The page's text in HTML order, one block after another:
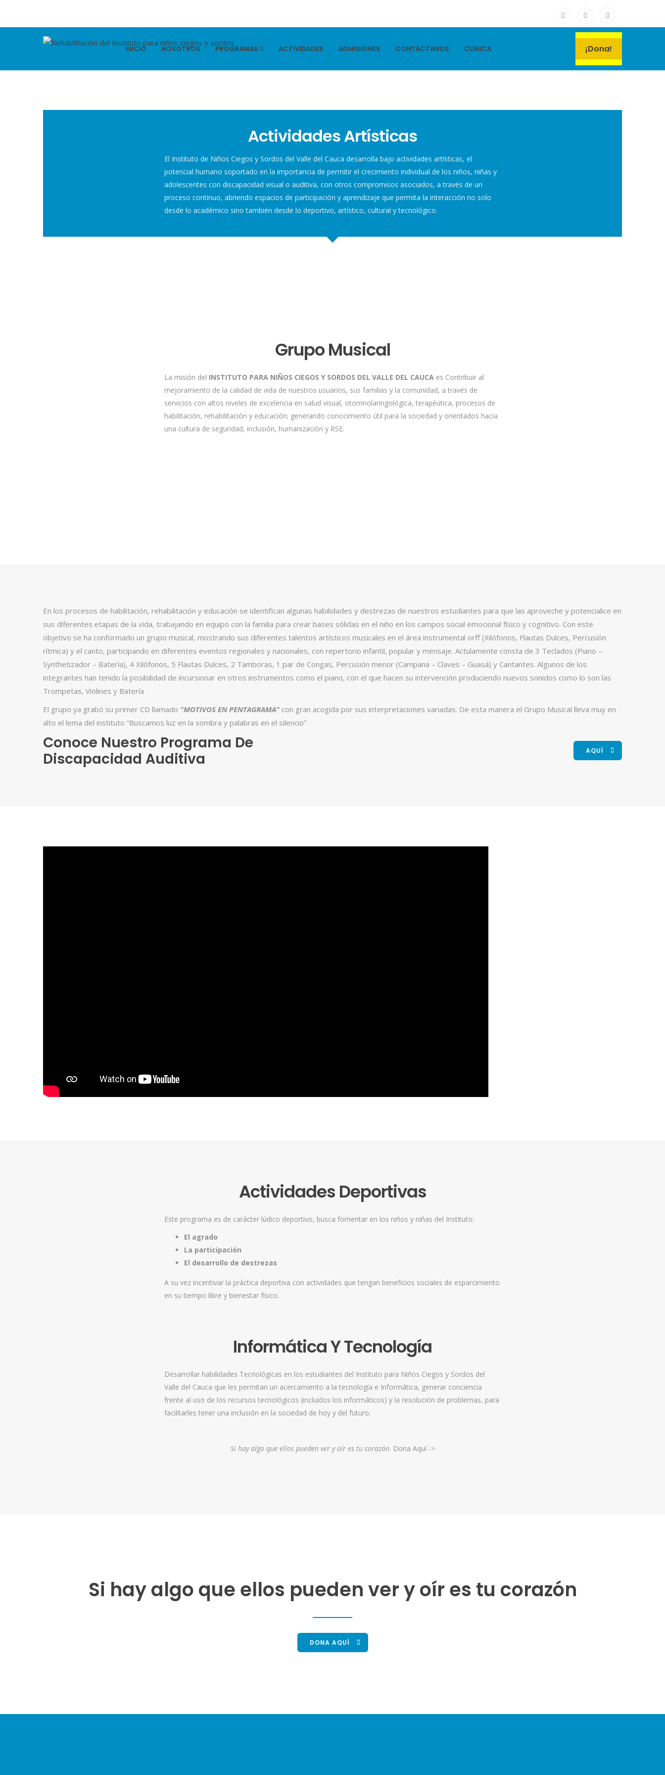
INICIO NOSOTROS PROGRAMAS ACTIVIDADES ADMISIONES CONTÁCTANOS CLÍNICA ¡Dona!
Actividades Artísticas
El Instituto de Niños Ciegos y Sordos del Valle del Cauca desarrolla bajo actividades artísticas, el
potencial humano soportado en la importancia de permitir el crecimiento individual de los niños, niñas y
adolescentes con discapacidad visual o auditiva, con otros compromisos asociados, a través de un
proceso continuo, abriendo espacios de participación y aprendizaje que permita la interacción no solo
desde lo académico sino también desde lo deportivo, artístico, cultural y tecnológico.
Grupo Musical
La misión del INSTITUTO PARA NIÑOS CIEGOS Y SORDOS DEL VALLE DEL CAUCA es Contribuir al
mejoramiento de la calidad de vida de nuestros usuarios, sus familias y la comunidad, a través de
servicios con altos niveles de excelencia en salud visual, otorrinolaringológica, terapéutica, procesos de
habilitación, rehabilitación y educación; generando conocimiento útil para la sociedad y orientados hacia
una cultura de seguridad, inclusión, humanización y RSE.
En los procesos de habilitación, rehabilitación y educación se identifican algunas habilidades y destrezas de nuestros estudiantes para que las aproveche y potencialice en
sus diferentes etapas de la vida, trabajando en equipo con la familia para crear bases sólidas en el niño en los campos social emocional físico y cognitivo. Con este
objetivo se ha conformado un grupo musical, mostrando sus diferentes talentos artísticos musicales en el área instrumental orff (Xilófonos, Flautas Dulces, Percusión
rítmica) y el canto, participando en diferentes eventos regionales y nacionales, con repertorio infantil, popular y mensaje. Actulamente consta de 3 Teclados (Piano –
Synthetizador – Batería), 4 Xilófonos, 5 Flautas Dulces, 2 Tamboras, 1 par de Congas, Percusión menor (Campana – Claves – Guasá) y Cantantes. Algunos de los
integrantes han tenido la posibilidad de incursionar en otros instrumentos como el piano, con el que hacen su intervención produciendo nuevos sonidos como lo son las
Trompetas, Violines y Batería
El grupo ya grabó su primer CD llamado “MOTIVOS EN PENTAGRAMA”con gran acogida por sus interpretaciones variadas. De esta manera el Grupo Musical lleva muy en
alto el lema del instituto “Buscamos luz en la sombra y palabras en el silencio”
Conoce Nuestro Programa De
Discapacidad Auditiva
AQUÍ
Actividades Deportivas
Este programa es de carácter lúdico deportivo, busca fomentar en los niños y niñas del Instituto:
El agrado
La participación
El desarrollo de destrezas
A su vez incentivar la práctica deportiva con actividades que tengan beneficios sociales de esparcimiento
en su tiempo libre y bienestar físico.
Informática Y Tecnología
Desarrollar habilidades Tecnológicas en los estudiantes del Instituto para Niños Ciegos y Sordos del
Valle del Cauca que les permitan un acercamiento a la tecnología e Informática, generar conciencia
frente al uso de los recursos tecnológicos (incluidos los informáticos) y la resolución de problemas, para
facilitarles tener una inclusión en la sociedad de hoy y del futuro.
Si hay algo que ellos pueden ver y oír es tu corazón. Dona Aquí ->
Si hay algo que ellos pueden ver y oír es tu corazón
DONA AQUÍ